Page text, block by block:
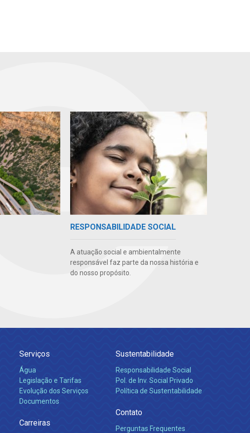
RESPONSABILIDADE SOCIAL
A atuação social e ambientalmente
responsável faz parte da nossa história e
do nosso propósito.
Serviços
Água
Legislação e Tarifas
Evolução dos Serviços
Documentos
Carreiras
Sustentabilidade
Responsabilidade Social
Pol. de Inv. Social Privado
Política de Sustentabilidade
Contato
Perguntas Frequentes